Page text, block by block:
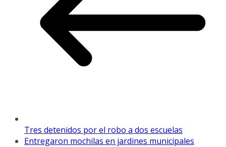
Tres detenidos por el robo a dos escuelas
Entregaron mochilas en jardines municipales